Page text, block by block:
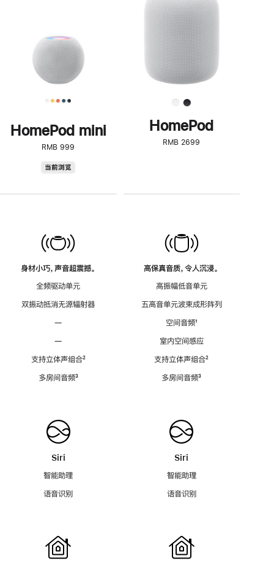
HomePod mini
RMB 999
当前浏览
身材小巧，声音超震撼。
全频驱动单元
双振动抵消无源辐射器
—
—
支持立体声组合脚
²
多房间音频脚
³
Siri
智能助理
语音识别
了
解
HomePod<
HomePod
RMB 2699
高保真音质，令人沉浸。
高振幅低音单元
五高音单元波束成形阵列
空间音频脚
¹
室内空间感应
支持立体声组合脚
²
多房间音频脚
³
Siri
智能助理
语音识别